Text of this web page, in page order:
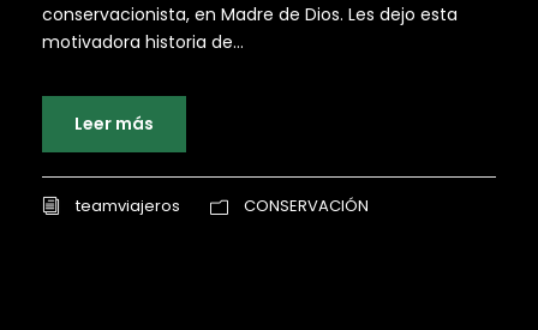
conservacionista, en Madre de Dios. Les dejo esta
motivadora historia de...
Leer más
teamviajeros CONSERVACIÓN